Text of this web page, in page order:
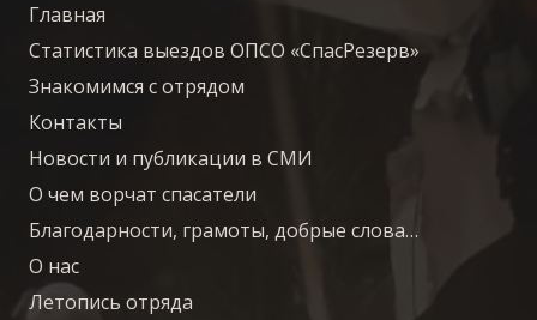
Главная
Статистика выездов ОПСО «СпасРезерв»
Знакомимся с отрядом
Контакты
Новости и публикации в СМИ
О чем ворчат спасатели
Благодарности, грамоты, добрые слова…
О нас
Летопись отряда